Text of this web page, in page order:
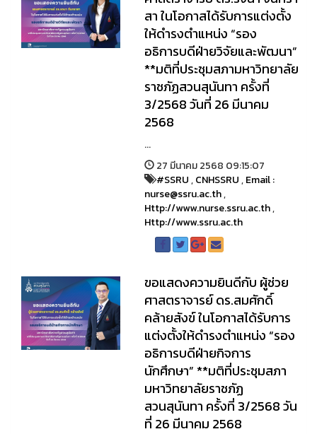
สา ในโอกาสได้รับการแต่งตั้ง
ให้ดำรงตำแหน่ง “รอง
อธิการบดีฝ่ายวิจัยและพัฒนา”
**มติที่ประชุมสภามหาวิทยาลัย
ราชภัฏสวนสุนันทา ครั้งที่
3/2568 วันที่ 26 มีนาคม
2568
...
27 มีนาคม 2568 09:15:07
#SSRU,CNHSSRU,Email :
nurse@ssru.ac.th,
Http://www.nurse.ssru.ac.th,
Http://www.ssru.ac.th
ขอแสดงความยินดีกับ ผู้ช่วย
ศาสตราจารย์ ดร.สมศักดิ์
คล้ายสังข์ ในโอกาสได้รับการ
แต่งตั้งให้ดำรงตำแหน่ง “รอง
อธิการบดีฝ่ายกิจการ
นักศึกษา” **มติที่ประชุมสภา
มหาวิทยาลัยราชภัฏ
สวนสุนันทา ครั้งที่ 3/2568 วัน
ที่ 26 มีนาคม 2568